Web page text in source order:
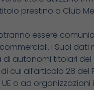
prestino a Club
essere
I Suoi
autonomi titolari
cui all’articolo 28 del
o ad organizzazioni